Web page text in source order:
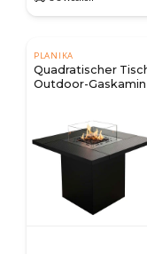
PLANIKA
Quadratischer
Outdoor-Gaskamin